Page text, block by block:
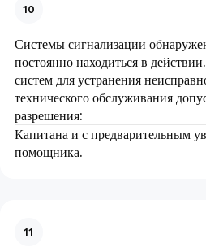
10
Системы сигнализации
постоянно находиться в
систем для устранения
технического обслуживания
разрешения:
Капитана и с предварительным
помощника.
11